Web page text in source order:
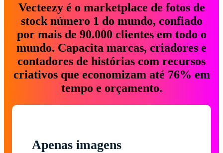
Vecteezy é o marketplace de fotos de
stock número 1 do mundo, confiado
por mais de 90.000 clientes em todo o
mundo. Capacita marcas, criadores e
contadores de histórias com recursos
criativos que economizam até 76% em
tempo e orçamento.
Apenas imagens